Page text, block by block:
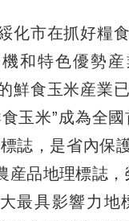
市在抓好糧食
和特色優勢
鮮食玉米産業
玉米”成為全國
誌，是省內保
産品地理標誌，
最具影響力地